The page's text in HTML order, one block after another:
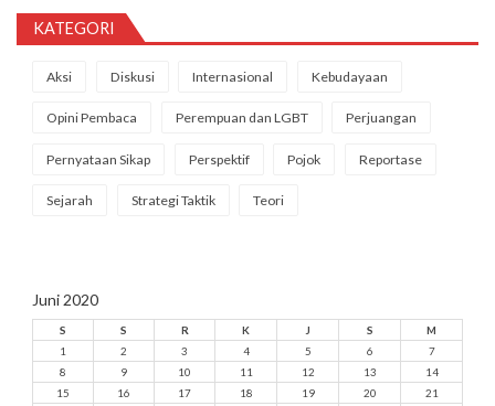
KATEGORI
Aksi Diskusi Internasional Kebudayaan
Opini Pembaca Perempuan dan LGBT Perjuangan
Pernyataan Sikap Perspektif Pojok Reportase
Sejarah Strategi Taktik Teori
Juni 2020
S S R K J S
M
1
2 3 4 5 6
7
8
9 10 11 12 13
14
15
16 17 18 19 20
21